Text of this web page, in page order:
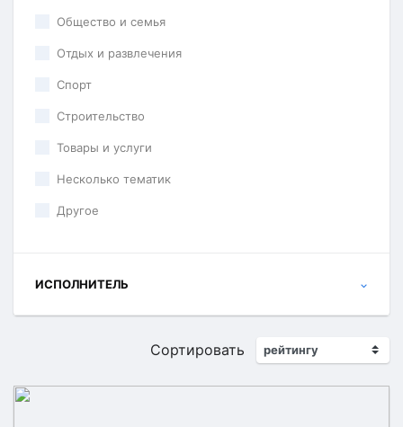
Общество и семья
Отдых и развлечения
Спорт
Строительство
Товары и услуги
Несколько тематик
Другое
ИСПОЛНИТЕЛЬ
Сортировать